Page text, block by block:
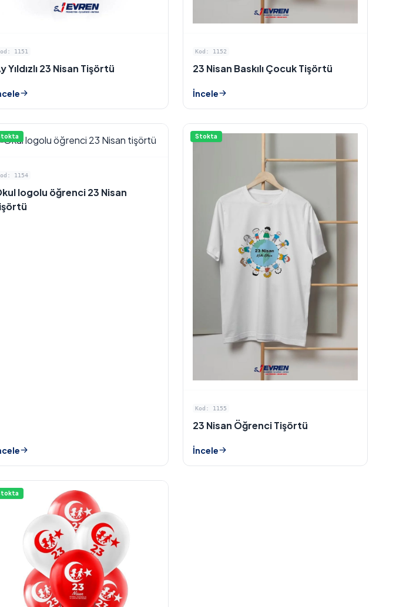
1151
Yıldızlı 23 Nisan Tişörtü
Kod: 1152
23 Nisan Baskılı Çocuk Tişörtü
İncele
1154
logolu öğrenci 23 Nisan
Stokta
Kod: 1155
23 Nisan Öğrenci Tişörtü
İncele